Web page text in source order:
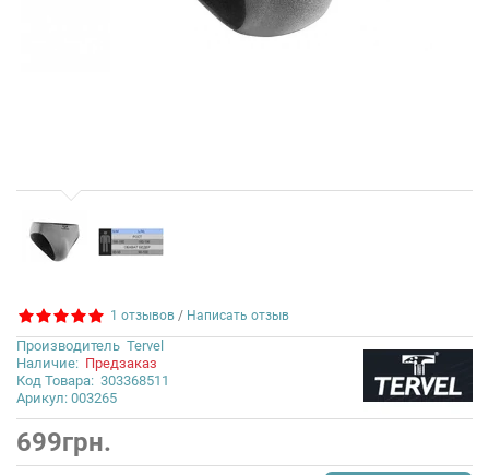
1 отзывов / Написать отзыв
Производитель Tervel
Наличие: Предзаказ
Код Товара: 303368511
Арикул: 003265
699грн.